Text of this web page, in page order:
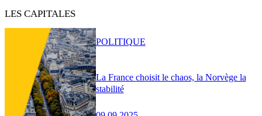
LES CAPITALES
La France choisit le chaos, la Norvège la
stabilité
POLITIQUE